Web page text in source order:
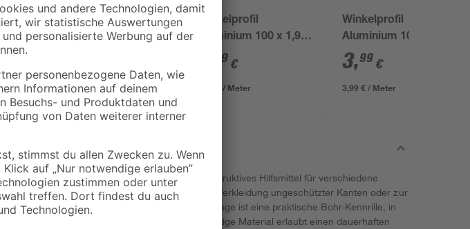
alfer
Flachstange 100 x
2,95 x 0,3 cm
6,39 € / Meter
Winkelprofil
Aluminium 100 x 1,95
x 1,95 cm
79 €
4,79 € / Meter
Winkelprofil
Aluminium 100 x 1,15
x 1,95 cm
3,99 €
3,99 € / Meter
Nutzen Sie diese Flachstange von Alfer als konstruktives Hilfsmittel für verschiedene
Heimwerkprojekte. Installieren Sie sie etwa zur Verkleidung ungeschützter Kanten oder zur
Überbrückung von Fugen. Für eine exakte Montage ist eine praktische Bohr-Kennrille, in
das robuste Aluminium eingefräst. Das hochwertige Material erlaubt einen dauerhaften